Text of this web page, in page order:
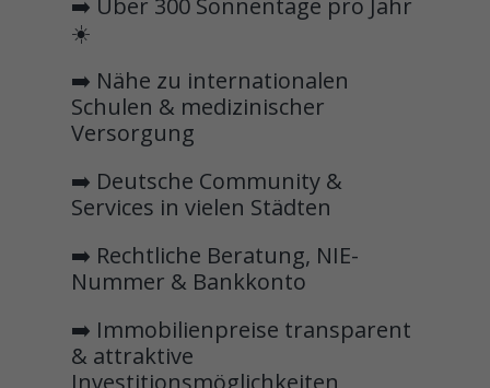
➡️ Über 300 Sonnentage pro Jahr
☀️
➡️ Nähe zu internationalen
Schulen & medizinischer
Versorgung
➡️ Deutsche Community &
Services in vielen Städten
➡️ Rechtliche Beratung, NIE-
Nummer & Bankkonto
➡️ Immobilienpreise transparent
& attraktive